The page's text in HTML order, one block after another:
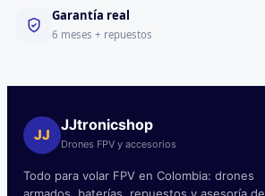
Garantía real
6 meses + repuestos
JJ
JJtronicshop
Drones FPV y accesorios
Todo para volar FPV en Colombia: drones
armados, baterías, repuestos y asesoría de